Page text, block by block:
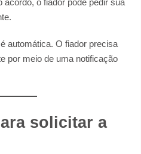
automática. O fiador precisa
por meio de uma notificação
solicitar a